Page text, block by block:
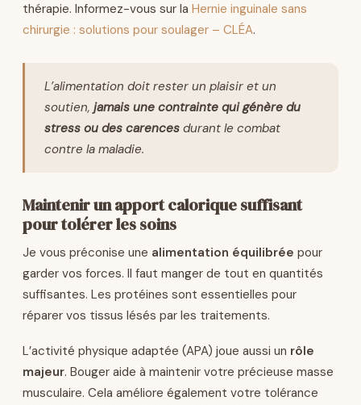
thérapie. Informez-vous sur la Hernie inguinale sans
chirurgie : solutions pour soulager – CLÉA.
L’alimentation doit rester un plaisir et un
soutien, jamais une contrainte qui génère du
stress ou des carences durant le combat
contre la maladie.
Maintenir un apport calorique suffisant
pour tolérer les soins
Je vous préconise une alimentation équilibrée pour
garder vos forces. Il faut manger de tout en quantités
suffisantes. Les protéines sont essentielles pour
réparer vos tissus lésés par les traitements.
L’activité physique adaptée (APA) joue aussi un rôle
majeur. Bouger aide à maintenir votre précieuse masse
musculaire. Cela améliore également votre tolérance